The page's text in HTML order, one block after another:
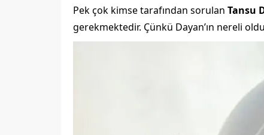
Pek çok kimse tarafından sorulan Tansu
gerekmektedir. Çünkü Dayan’ın nereli